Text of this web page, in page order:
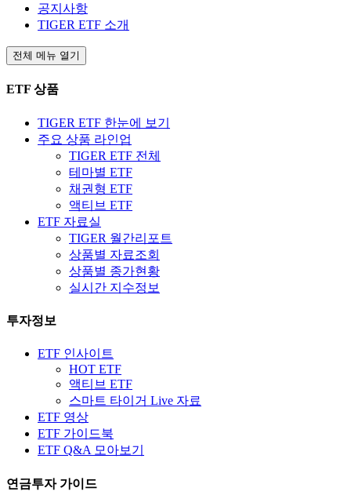
공지사항
TIGER ETF 소개
전체 메뉴 열기
ETF 상품
TIGER ETF 한눈에 보기
주요 상품 라인업
TIGER ETF 전체
테마별 ETF
채권형 ETF
액티브 ETF
ETF 자료실
TIGER 월간리포트
상품별 자료조회
상품별 종가현황
실시간 지수정보
투자정보
ETF 인사이트
HOT ETF
액티브 ETF
스마트 타이거 Live 자료
ETF 영상
ETF 가이드북
ETF Q&A 모아보기
연금투자 가이드